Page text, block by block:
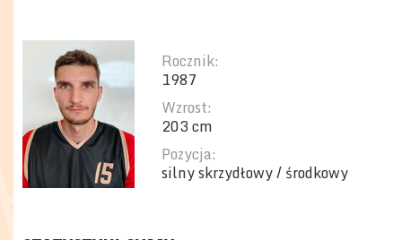
Rocznik:
1987
Wzrost:
203 cm
Pozycja:
silny skrzydłowy / środkowy